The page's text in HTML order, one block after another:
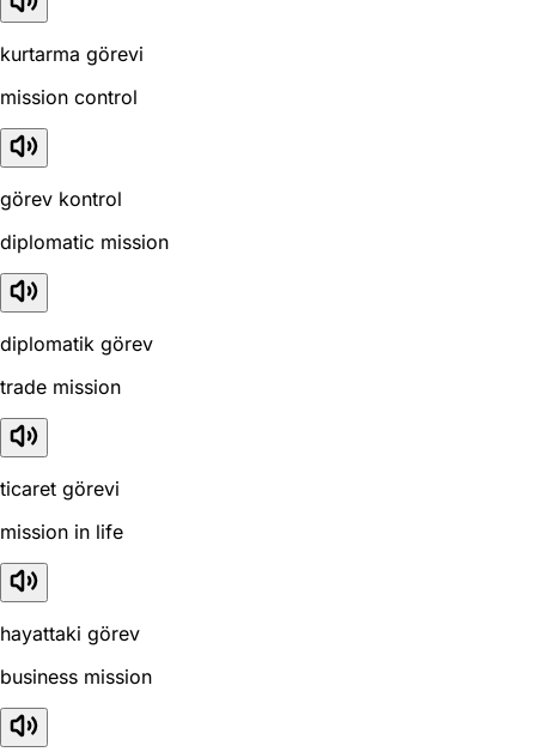
kurtarma görevi
mission control
görev kontrol
diplomatic mission
diplomatik görev
trade mission
ticaret görevi
mission in life
hayattaki görev
business mission